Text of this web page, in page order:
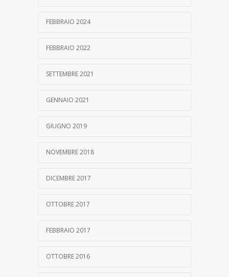
FEBBRAIO 2024
FEBBRAIO 2022
SETTEMBRE 2021
GENNAIO 2021
GIUGNO 2019
NOVEMBRE 2018
DICEMBRE 2017
OTTOBRE 2017
FEBBRAIO 2017
OTTOBRE 2016